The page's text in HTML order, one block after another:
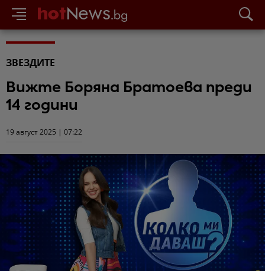
ЗВЕЗДИТЕ
Вижте Боряна Братоева преди
14 години
19 август 2025 | 07:22